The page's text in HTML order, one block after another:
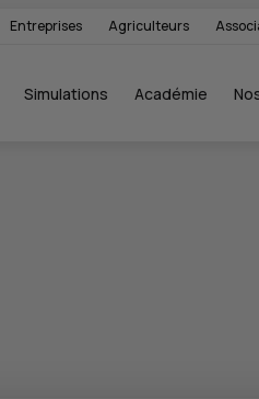
Entreprises Agriculteurs
Simulations Académie